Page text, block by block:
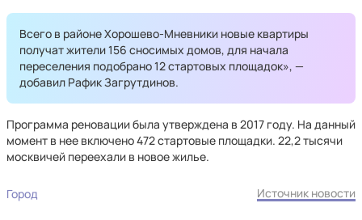
Всего в районе Хорошево-Мневники новые квартиры
получат жители 156 сносимых домов, для начала
переселения подобрано 12 стартовых площадок», —
добавил Рафик Загрутдинов.
Программа реновации была утверждена в 2017 году. На данный
момент в нее включено 472 стартовые площадки. 22,2 тысячи
москвичей переехали в новое жилье.
Город Источник новости